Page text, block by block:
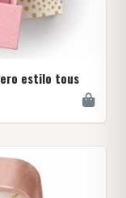
estilo tous